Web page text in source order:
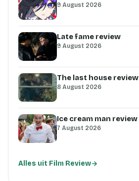
9 August 2026
Late fame review
9 August 2026
The last house review
8 August 2026
Ice cream man review
7 August 2026
Alles uit Film Review